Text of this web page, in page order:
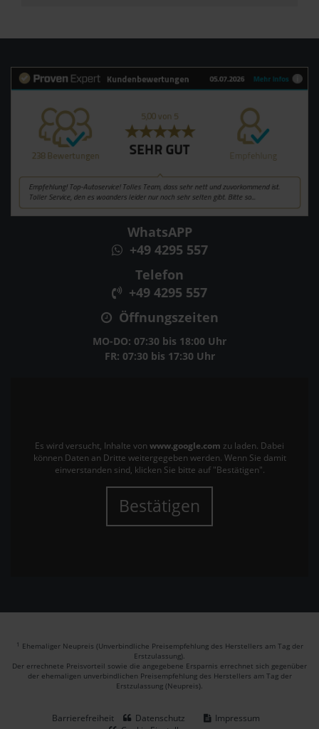
WhatsAPP
+49 4295 557
Telefon
+49 4295 557
Öffnungszeiten
MO-DO: 07:30 bis 18:00 Uhr
FR: 07:30 bis 17:30 Uhr
Es wird versucht, Inhalte von www.google.com zu laden. Dabei
können Daten an Dritte weitergegeben werden. Wenn Sie damit
einverstanden sind, klicken Sie bitte auf "Bestätigen".
Bestätigen
1 Ehemaliger Neupreis (Unverbindliche Preisempfehlung des Herstellers am Tag der
Erstzulassung).
Der errechnete Preisvorteil sowie die angegebene Ersparnis errechnet sich gegenüber
der ehemaligen unverbindlichen Preisempfehlung des Herstellers am Tag der
Erstzulassung (Neupreis).
Barrierefreiheit Datenschutz
Impressum